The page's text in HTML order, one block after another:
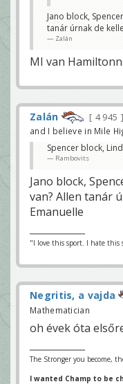
Jano block,
tanár úrnak de
Zalán
MI van
Zalán 4 945
and I believe in Mile
Spencer block,
Rambovits
Jano block,
van? Allen tanár
Emanuelle
"I love this sport. I hate this
Negritis, a vajda
Mathematician
oh évek óta
The Stronger you become,
I wanted Champ to be